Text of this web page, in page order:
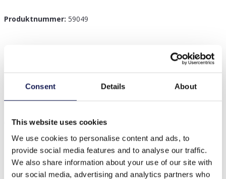
Consent Details About
This website uses cookies
We use cookies to personalise content and ads, to
provide social media features and to analyse our traffic.
We also share information about your use of our site with
our social media, advertising and analytics partners who
Produktnummer: 59049
Andere kauften auch